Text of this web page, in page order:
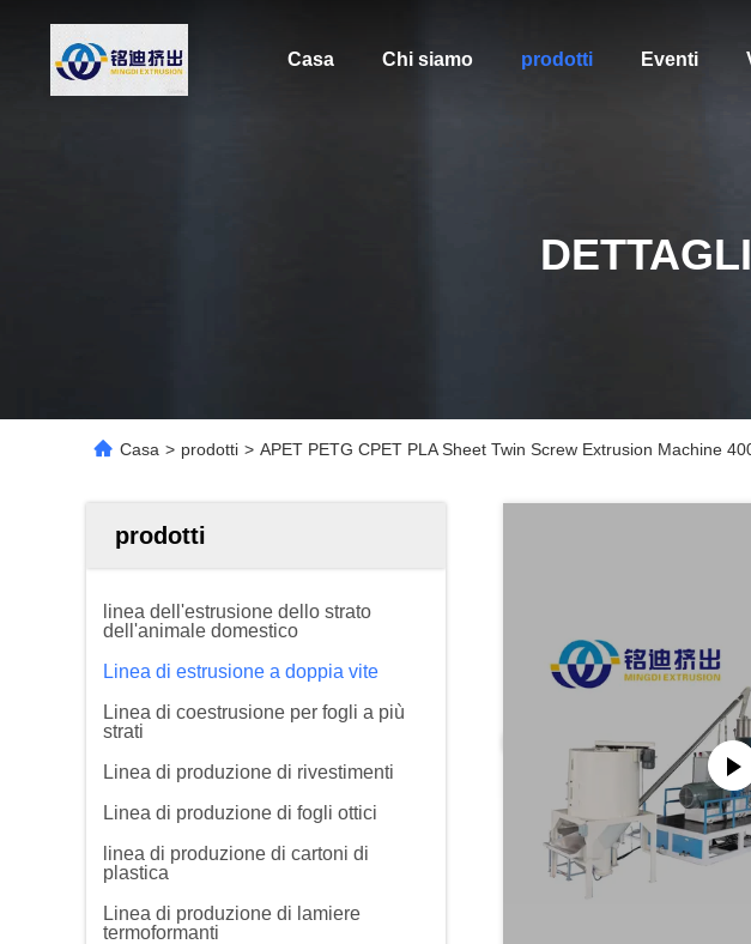
Casa Chi siamo prodotti Eventi
Casa > prodotti > APET PETG CPET PLA Sheet Twin Screw Extrusion Machine
prodotti
linea dell'estrusione dello strato
dell'animale domestico
Linea di estrusione a doppia vite
Linea di coestrusione per fogli a più
strati
Linea di produzione di rivestimenti
Linea di produzione di fogli ottici
linea di produzione di cartoni di
plastica
Linea di produzione di lamiere
termoformanti